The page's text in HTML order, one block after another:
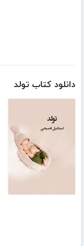
دانلود کتاب تولد